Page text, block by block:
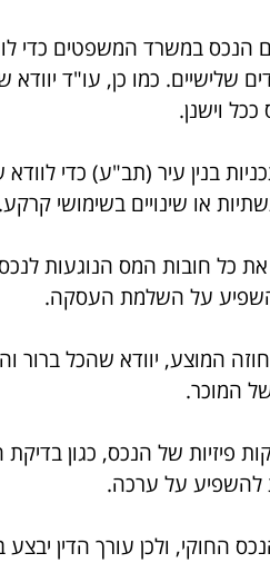
הנכס במשרד המשפטים כדי
שלישיים. כמו כן, עו"ד
וישנן.
בנין עיר (תב"ע) כדי לוודא
או שינויים בשימושי
כל חובות המס הנוגעות
על השלמת העסקה.
המוצע, יוודא שהכל ברור
המוכר.
פיזיות של הנכס, כגון
להשפיע על ערכה.
החוקי, ולכן עורך הדין יבצע